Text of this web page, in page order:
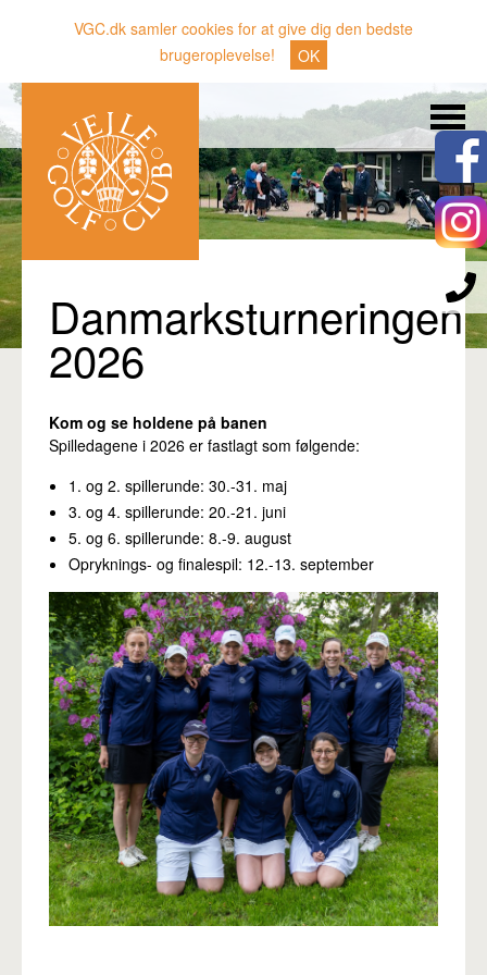
VGC.dk samler cookies for at give dig den bedste
brugeroplevelse!
OK
Nyheder
Klubben
Gæster
Sporten
Erhverv
Den lille Kok
Pro
Danmarksturneringen
2026
Kom og se holdene på banen
Spilledagene i 2026 er fastlagt som følgende:
1. og 2. spillerunde: 30.-31. maj
3. og 4. spillerunde: 20.-21. juni
5. og 6. spillerunde: 8.-9. august
Opryknings- og finalespil: 12.-13. september